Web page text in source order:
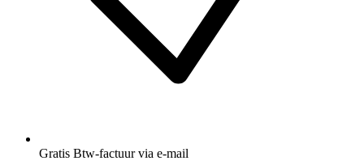
Gratis Btw-factuur via e-mail